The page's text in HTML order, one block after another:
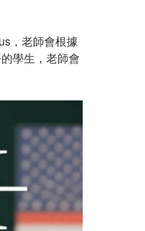
，老師會根據
學生，老師會